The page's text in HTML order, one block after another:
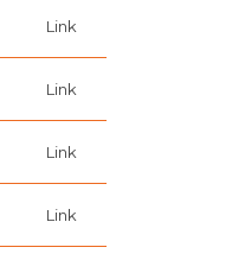
Link
Link
Link
Link